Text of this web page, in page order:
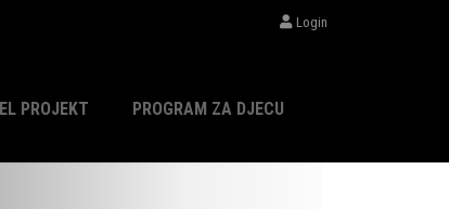
Login
PROJEKT PROGRAM ZA DJECU